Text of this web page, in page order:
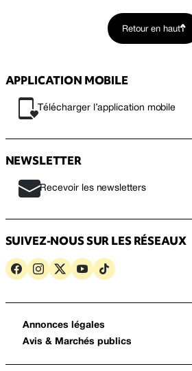
Retour en haut
APPLICATION MOBILE
Télécharger l’application mobile
NEWSLETTER
Recevoir les newsletters
SUIVEZ-NOUS SUR LES RÉSEAUX
Annonces légales
Avis & Marchés publics